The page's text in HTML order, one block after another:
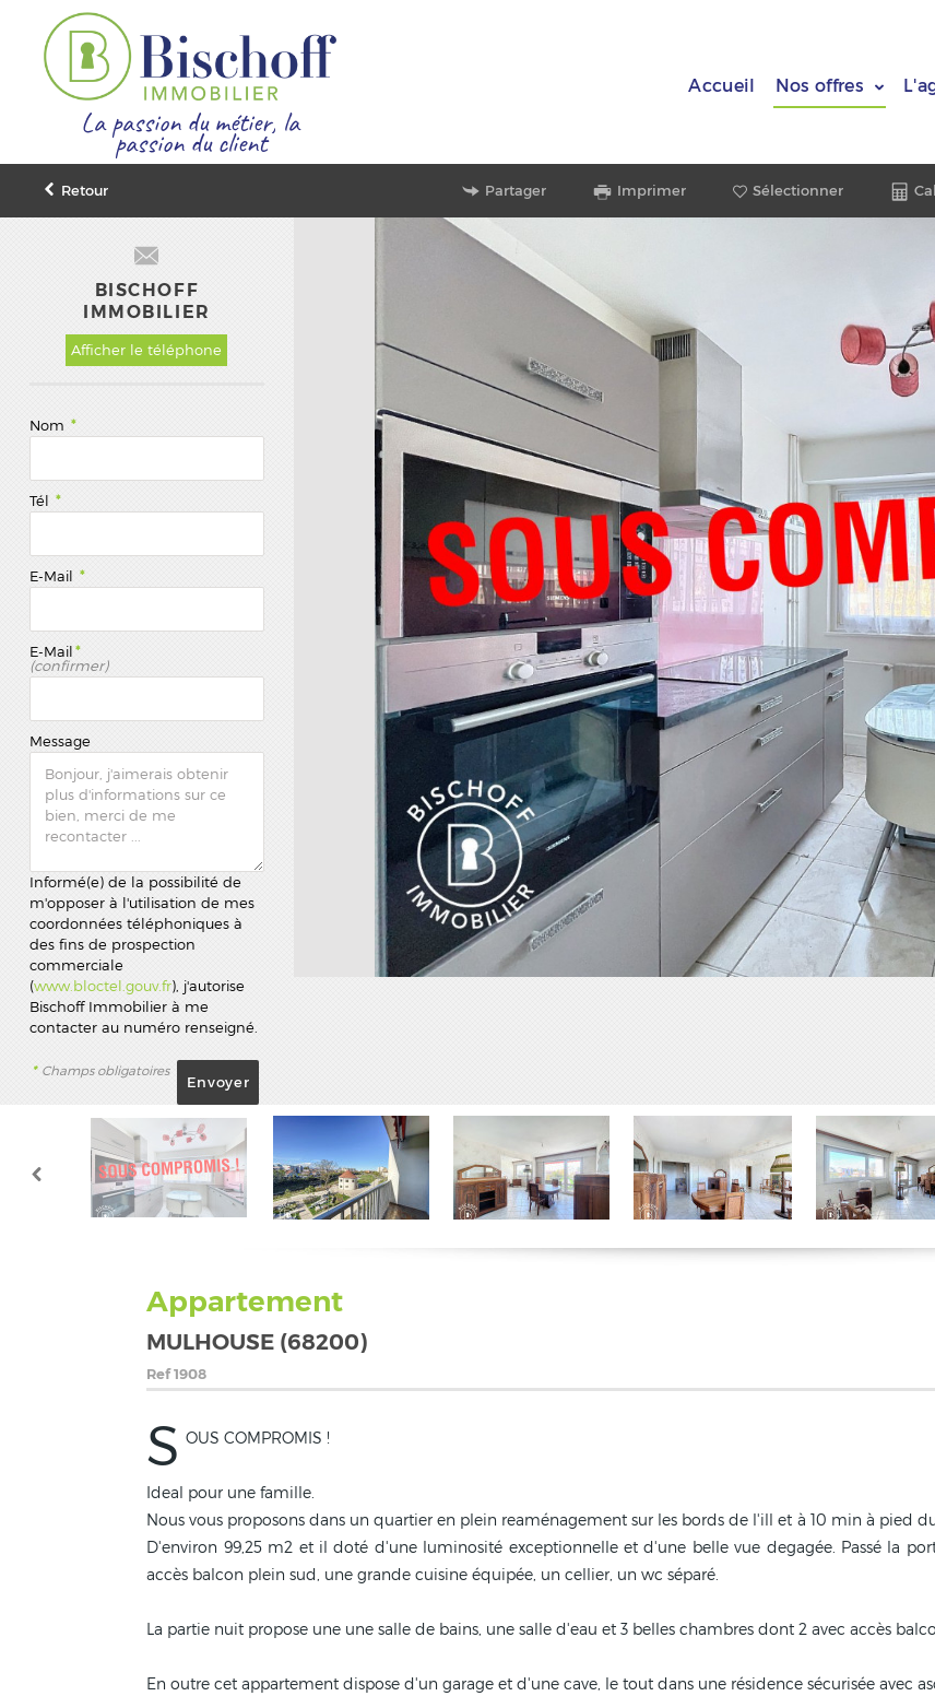
La passion du métier, la
passion du client
Accueil Nos offres
Retour Partager Imprimer Sélectionner
BISCHOFF
IMMOBILIER
Afficher le téléphone
Nom *
Tél *
E-Mail *
E-Mail*
(confirmer)
Message
Informé(e) de la possibilité de
m'opposer à l'utilisation de mes
coordonnées téléphoniques à
des fins de prospection
commerciale
(www.bloctel.gouv.fr), j'autorise
Bischoff Immobilier à me
contacter au numéro renseigné.
* Champs obligatoires
Appartement
MULHOUSE (68200)
Ref1908
S OUS COMPROMIS !
Ideal pour une famille.
Nous vous proposons dans un quartier en plein reaménagement sur les bords de l'ill et à 10 min à pied
D'environ 99,25 m2 et il doté d'une luminosité exceptionnelle et d'une belle vue degagée. Passé la
accès balcon plein sud, une grande cuisine équipée, un cellier, un wc séparé.
La partie nuit propose une une salle de bains, une salle d'eau et 3 belles chambres dont 2 avec accès
En outre cet appartement dispose d'un garage et d'une cave, le tout dans une résidence sécurisée avec